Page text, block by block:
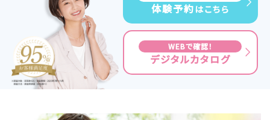
体験予約 はこちら
WEBで確認！
デジタルカタログ